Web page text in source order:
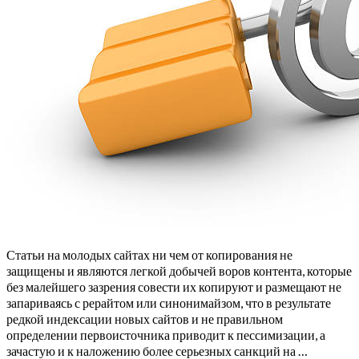
Статьи на молодых сайтах ни чем от копирования не
защищены и являются легкой добычей воров контента, которые
без малейшего зазрения совести их копируют и размещают не
запариваясь с рерайтом или синонимайзом, что в результате
редкой индексации новых сайтов и не правильном
определении первоисточника приводит к пессимизации, а
зачастую и к наложению более серьезных санкций на …